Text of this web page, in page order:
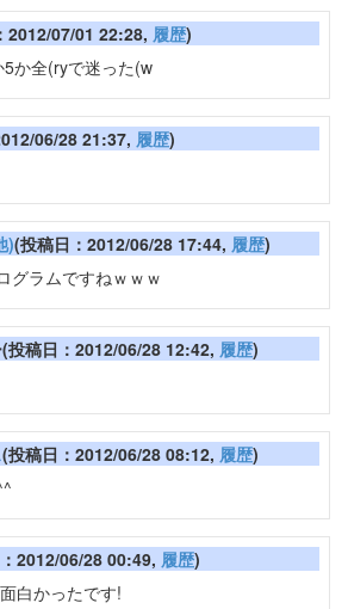
2012/07/01 22:28, 履歴)
か全(ryで迷った(w
06/28 21:37, 履歴)
)(投稿日：2012/06/28 17:44, 履歴)
グラムですねｗｗｗ
投稿日：2012/06/28 12:42, 履歴)
(投稿日：2012/06/28 08:12, 履歴)
2012/06/28 00:49, 履歴)
白かったです!